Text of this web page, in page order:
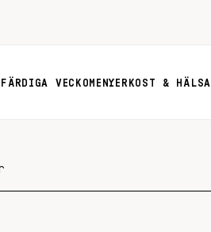
FÄRDIGA VECKOMENYER KOST & HÄLSA